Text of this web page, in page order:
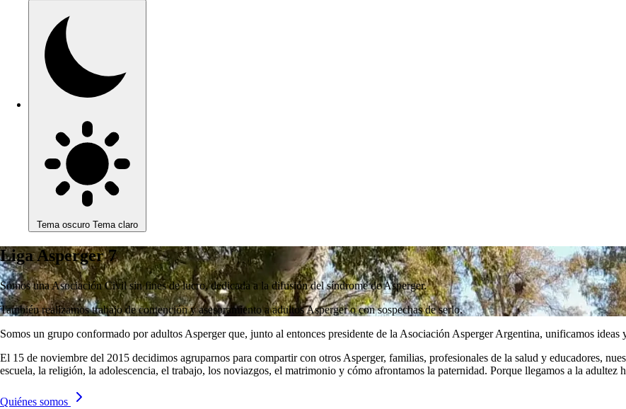
Tema oscuro Tema claro
Liga Asperger 7
Somos una Asociación Civil sin fines de lucro, dedicada a la difusión del síndrome de Asperger.
También realizamos trabajo de contención y asesoramiento a adultos Asperger o con sospechas de serlo.
Somos un grupo conformado por adultos Asperger que, junto al entonces presidente de la Asociación Asperger Argentina, unificamos ideas
El 15 de noviembre del 2015 decidimos agruparnos para compartir con otros Asperger, familias, profesionales de la salud y educadores,
escuela, la religión, la adolescencia, el trabajo, los noviazgos, el matrimonio y cómo afrontamos la paternidad. Porque llegamos a la adultez
Quiénes somos